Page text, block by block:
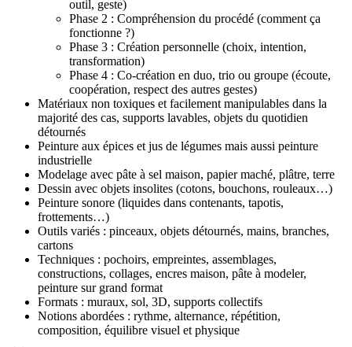
outil, geste)
Phase 2 : Compréhension du procédé (comment ça
fonctionne ?)
Phase 3 : Création personnelle (choix, intention,
transformation)
Phase 4 : Co-création en duo, trio ou groupe (écoute,
coopération, respect des autres gestes)
Matériaux non toxiques et facilement manipulables dans la
majorité des cas, supports lavables, objets du quotidien
détournés
Peinture aux épices et jus de légumes mais aussi peinture
industrielle
Modelage avec pâte à sel maison, papier maché, plâtre, terre
Dessin avec objets insolites (cotons, bouchons, rouleaux…)
Peinture sonore (liquides dans contenants, tapotis,
frottements…)
Outils variés : pinceaux, objets détournés, mains, branches,
cartons
Techniques : pochoirs, empreintes, assemblages,
constructions, collages, encres maison, pâte à modeler,
peinture sur grand format
Formats : muraux, sol, 3D, supports collectifs
Notions abordées : rythme, alternance, répétition,
composition, équilibre visuel et physique